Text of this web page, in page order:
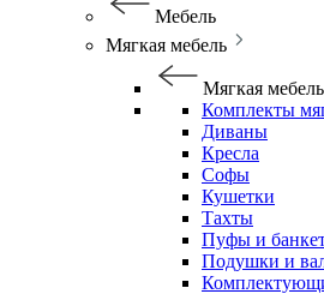
Мебель
Мягкая мебель
Мягкая мебель
Комплекты
Диваны
Кресла
Софы
Кушетки
Тахты
Пуфы и
Подушки и